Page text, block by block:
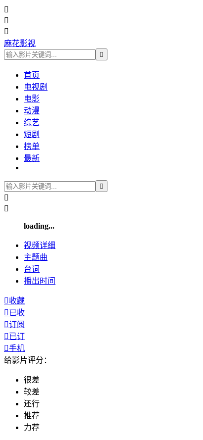



麻花影视

首页
电视剧
电影
动漫
综艺
短剧
榜单
最新



loading...
视频详细
主题曲
台词
播出时间
收藏
已收
订阅
已订
手机
给影片评分：
很差
较差
还行
推荐
力荐